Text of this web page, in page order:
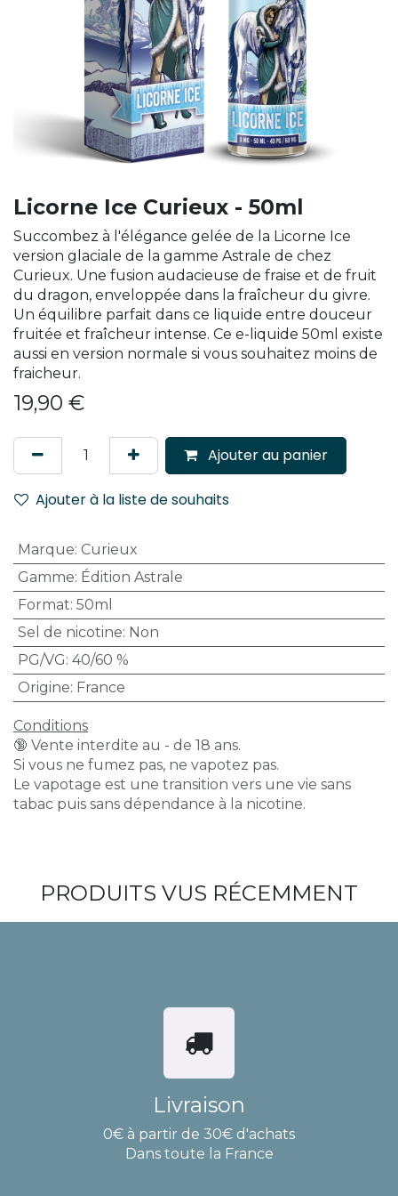
Licorne Ice Curieux - 50ml
Succombez à l'élégance gelée de la Licorne Ice
version glaciale de la gamme Astrale de chez
Curieux. Une fusion audacieuse de fraise et de fruit
du dragon, enveloppée dans la fraîcheur du givre.
Un équilibre parfait dans ce liquide entre douceur
fruitée et fraîcheur intense. Ce e-liquide 50ml existe
aussi en version normale si vous souhaitez moins de
fraicheur.
19,90 €
Ajouter au panier
Ajouter à la liste de souhaits
Marque: Curieux
Gamme: Édition Astrale
Format: 50ml
Sel de nicotine: Non
PG/VG: 40/60 %
Origine: France
Conditions
🔞 Vente interdite au - de 18 ans.
Si vous ne fumez pas, ne vapotez pas.
Le vapotage est une transition vers une vie sans
tabac puis sans dépendance à la nicotine.
PRODUITS VUS RÉCEMMENT
Livraison
0€ à partir de 30€ d'achats
Dans toute la France